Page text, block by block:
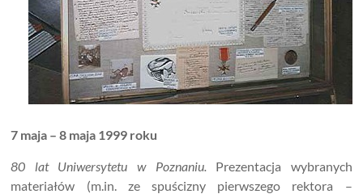
7 maja – 8 maja 1999 roku
80 lat Uniwersytetu w Poznaniu. Prezentacja wybranych
materiałów (m.in. ze spuścizny pierwszego rektora –